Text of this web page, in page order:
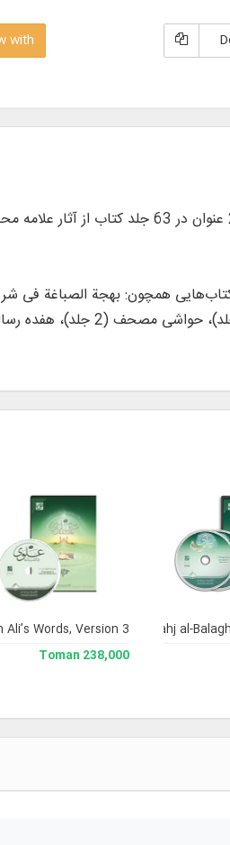
with
جلد)، حواشی
Encyclopedia of Nahj al-
Words, Version 3
238,000 Toman